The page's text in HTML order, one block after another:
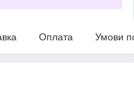
Оплата Умови